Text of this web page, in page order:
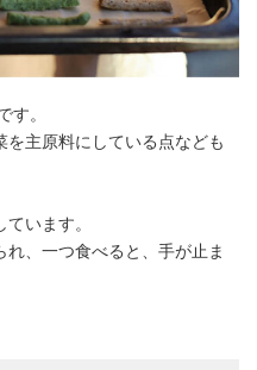
す。
主原料にしている点なども
います。
、一つ食べると、手が止ま